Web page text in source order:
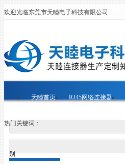
欢迎光临东莞市天睦电子科技有限公司
天睦首页 RJ45网络连接器
热门关键词：
别